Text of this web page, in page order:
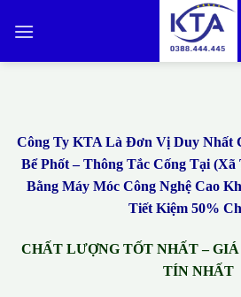
qua
Công Ty KTA Là Đơn Vị Duy Nhất
Bể Phốt – Thông Tắc Cống Tại
Bằng Máy Móc Công Nghệ Cao
Tiết Kiệm 50%
CHẤT LƯỢNG TỐT NHẤT –
TÍN NHẤT